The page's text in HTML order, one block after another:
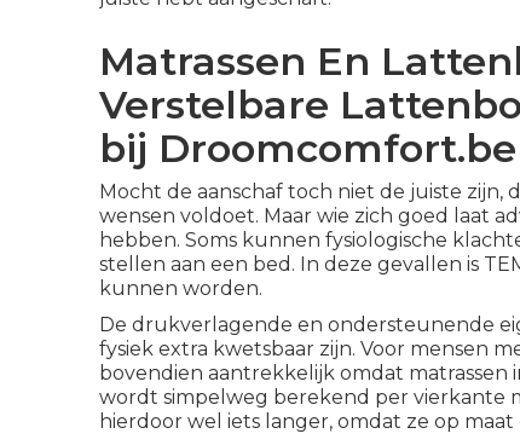
Matrassen En
Verstelbare
bij Droomcomfort.be
Mocht de aanschaf toch niet de juiste zijn,
wensen voldoet. Maar wie zich goed laat
hebben. Soms kunnen fysiologische
stellen aan een bed. In deze gevallen is
kunnen worden.
De drukverlagende en ondersteunende
fysiek extra kwetsbaar zijn. Voor mensen
bovendien aantrekkelijk omdat
wordt simpelweg berekend per vierkante
hierdoor wel iets langer, omdat ze op